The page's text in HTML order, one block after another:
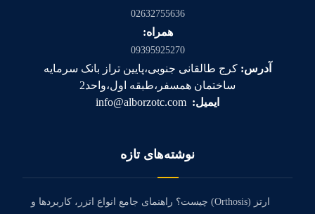
02632755636
همراه:
09395925270
آدرس: کرج طالقانی جنوبی،پایین تراز بانک سرمایه
ساختمان همسفر،طبقه اول،واحد2
ایمیل:
نوشته‌های تازه
ارتز (Orthosis) چیست؟ راهنمای جامع انواع اتزر، کاربردها و